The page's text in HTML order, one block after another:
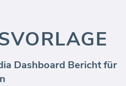
Dashboard Bericht für